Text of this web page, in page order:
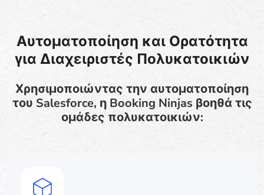
Αυτοματοποίηση και Ορατότητα
για Διαχειριστές Πολυκατοικιών
Χρησιμοποιώντας την αυτοματοποίηση
του Salesforce, η Booking Ninjas βοηθά τις
ομάδες πολυκατοικιών: